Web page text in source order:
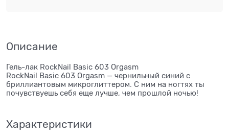
Описание
Гель-лак RockNail Basic 603 Orgasm
RockNail Basic 603 Orgasm — чернильный синий с
бриллиантовым микроглиттером. С ним на ногтях ты
почувствуешь себя еще лучше, чем прошлой ночью!
Характеристики